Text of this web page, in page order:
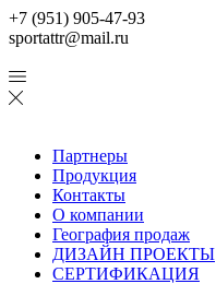
+7 (951) 905-47-93
sportattr@mail.ru
Партнеры
Продукция
Контакты
О компании
География продаж
ДИЗАЙН ПРОЕКТЫ
СЕРТИФИКАЦИЯ